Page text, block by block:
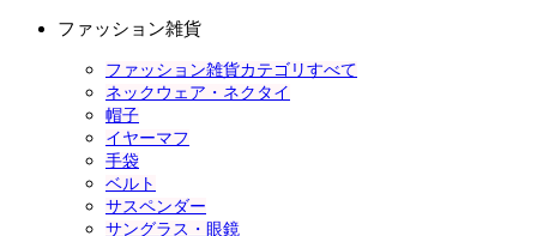
ファッション雑貨
ファッション雑貨カテゴリすべて
ネックウェア・ネクタイ
帽子
イヤーマフ
手袋
ベルト
サスペンダー
サングラス・眼鏡